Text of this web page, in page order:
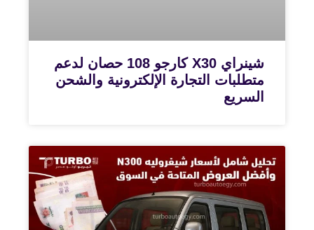
شينراي X30 كارجو 108 حصان لدعم
متطلبات التجارة الإلكترونية والشحن
السريع